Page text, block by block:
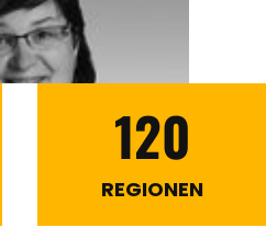
120
REGIONEN